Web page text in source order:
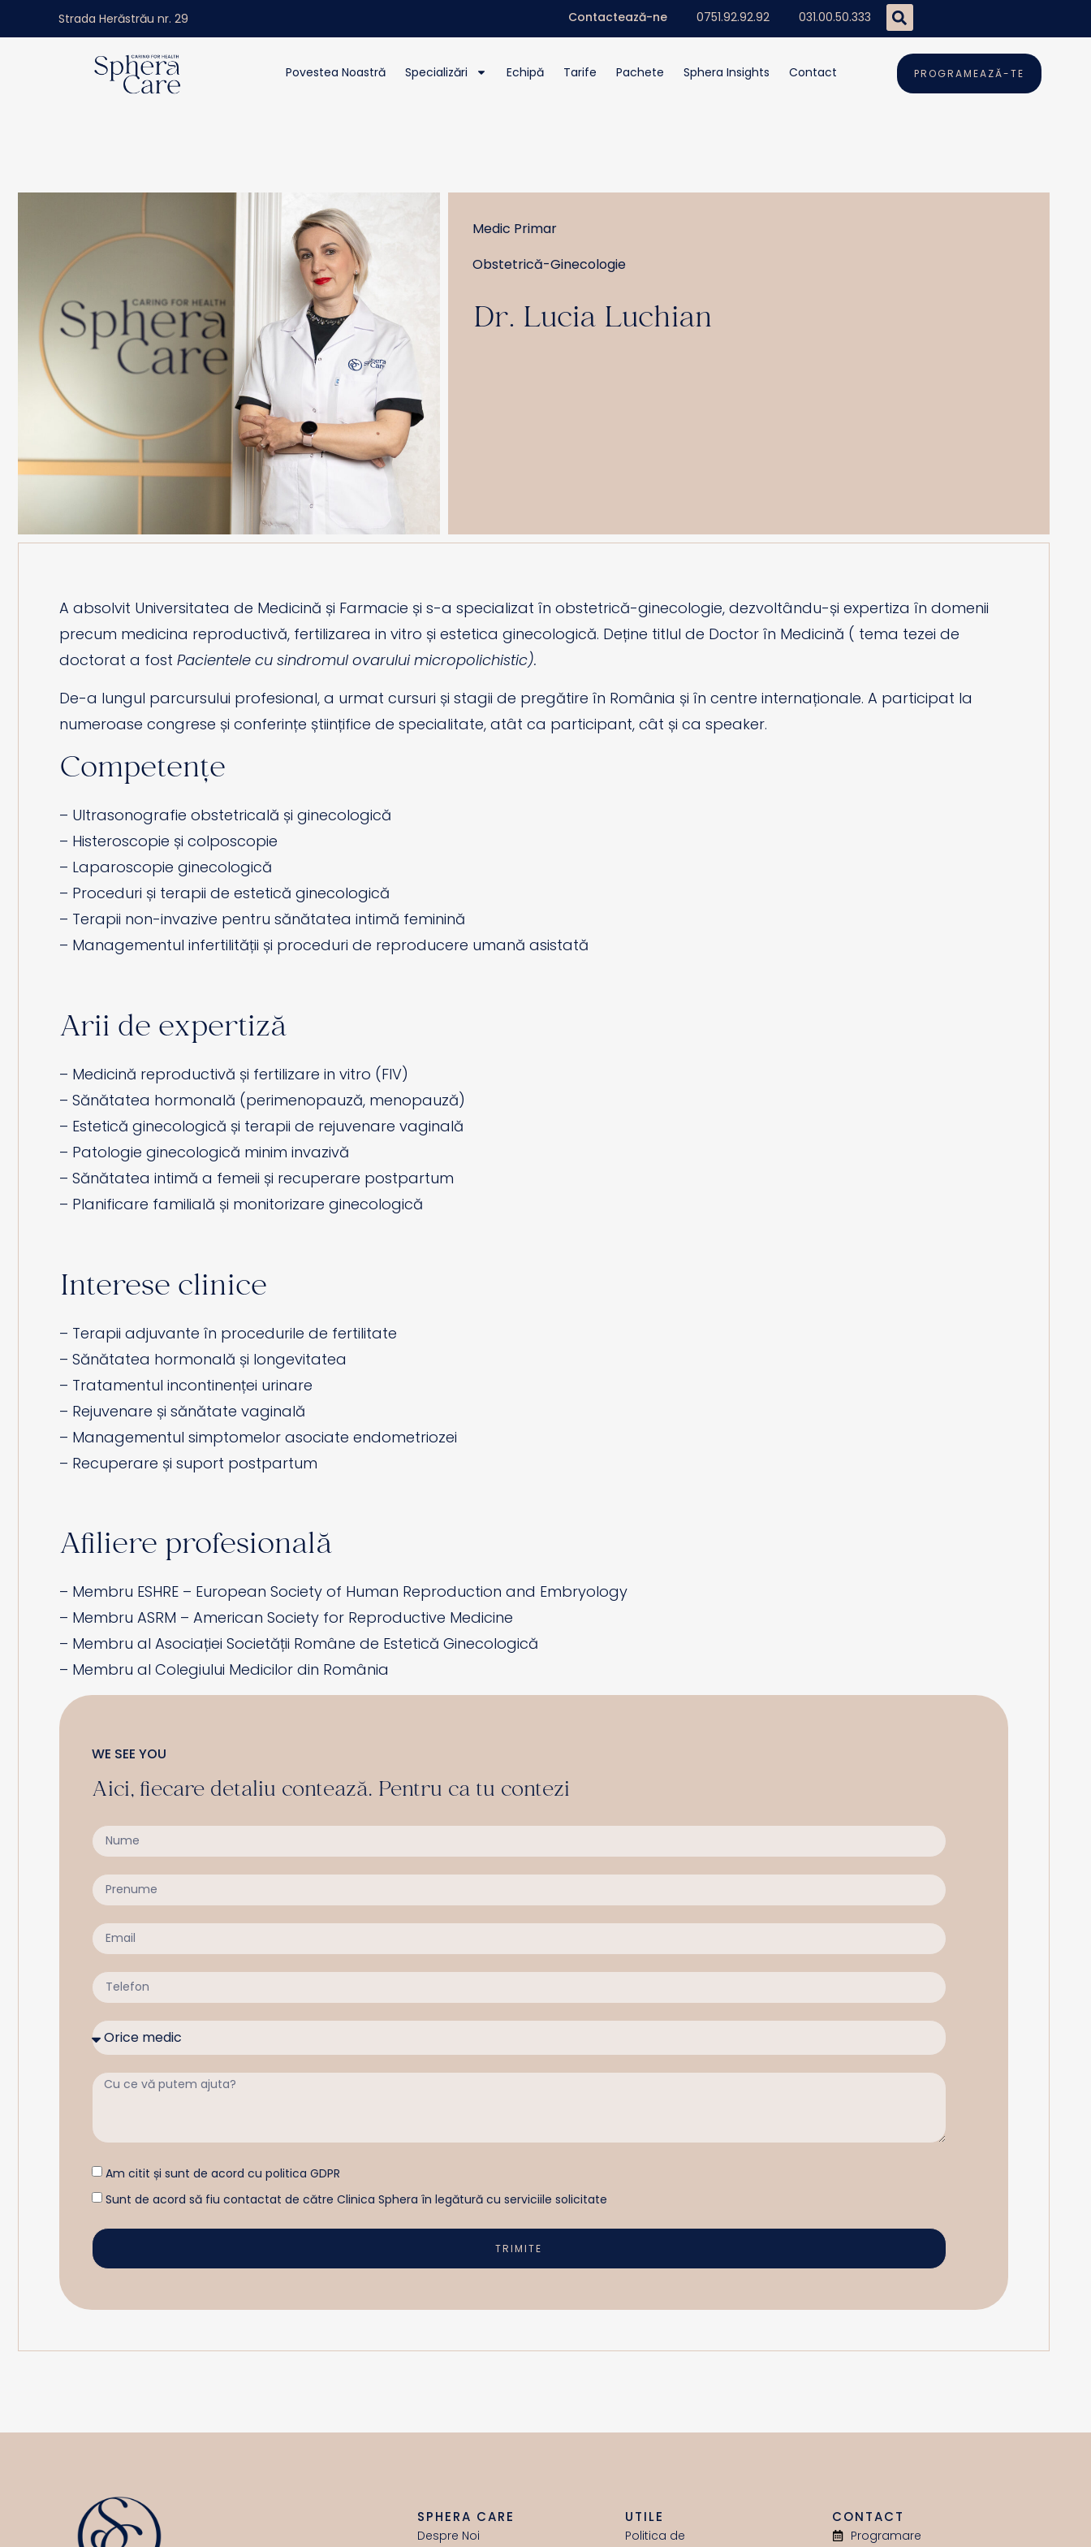
Strada Herăstrău nr. 29 Contactează-ne 0751.92.92.92 031.00.50.333
Povestea Noastră Specializări Echipă Tarife Pachete Sphera Insights Contact PROGRAMEAZĂ-TE
Medic Primar
Obstetrică-Ginecologie
Dr. Lucia Luchian
A absolvit Universitatea de Medicină și Farmacie și s-a specializat în obstetrică-ginecologie, dezvoltându-și expertiza în domenii
precum medicina reproductivă, fertilizarea in vitro și estetica ginecologică. Deține titlul de Doctor în Medicină ( tema tezei de
doctorat a fost Pacientele cu sindromul ovarului micropolichistic).
De-a lungul parcursului profesional, a urmat cursuri și stagii de pregătire în România și în centre internaționale. A participat la
numeroase congrese și conferințe științifice de specialitate, atât ca participant, cât și ca speaker.
Competențe
– Ultrasonografie obstetricală și ginecologică
– Histeroscopie și colposcopie
– Laparoscopie ginecologică
– Proceduri și terapii de estetică ginecologică
– Terapii non-invazive pentru sănătatea intimă feminină
– Managementul infertilității și proceduri de reproducere umană asistată
Arii de expertiză
– Medicină reproductivă și fertilizare in vitro (FIV)
– Sănătatea hormonală (perimenopauză, menopauză)
– Estetică ginecologică și terapii de rejuvenare vaginală
– Patologie ginecologică minim invazivă
– Sănătatea intimă a femeii și recuperare postpartum
– Planificare familială și monitorizare ginecologică
Interese clinice
– Terapii adjuvante în procedurile de fertilitate
– Sănătatea hormonală și longevitatea
– Tratamentul incontinenței urinare
– Rejuvenare și sănătate vaginală
– Managementul simptomelor asociate endometriozei
– Recuperare și suport postpartum
Afiliere profesională
– Membru ESHRE – European Society of Human Reproduction and Embryology
– Membru ASRM – American Society for Reproductive Medicine
– Membru al Asociației Societății Române de Estetică Ginecologică
– Membru al Colegiului Medicilor din România
WE SEE YOU
Aici, fiecare detaliu contează. Pentru ca tu contezi
Am citit și sunt de acord cu politica GDPR
Sunt de acord să fiu contactat de către Clinica Sphera în legătură cu serviciile solicitate
TRIMITE
SPHERA CARE
Despre Noi
UTILE
Politica de
CONTACT
Programare